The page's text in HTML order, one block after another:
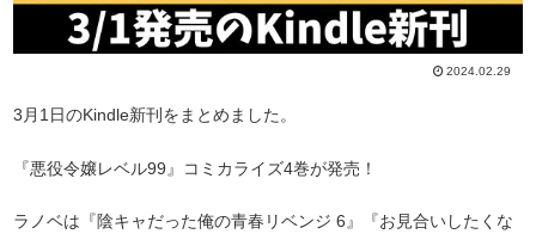
2024.02.29
3月1日のKindle新刊をまとめました。
『悪役令嬢レベル99』コミカライズ4巻が発売！
ラノベは『陰キャだった俺の青春リベンジ 6』『お見合いしたくな